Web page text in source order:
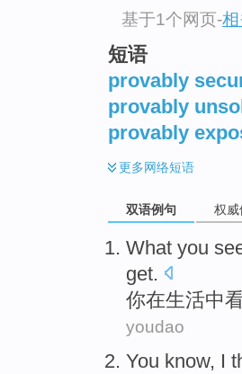
基于1个网页-
短语
provably
provably
provably
更多网络短语
双语例句 权威
What you
get.
你在生活中
youdao
You know, I